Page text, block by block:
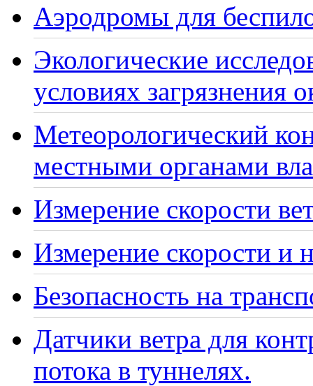
Аэродромы для
Экологические
условиях загрязнения
Метеорологический
местными органами
Измерение скорости
Измерение скорости и
Безопасность на
Датчики ветра для
потока в туннелях.